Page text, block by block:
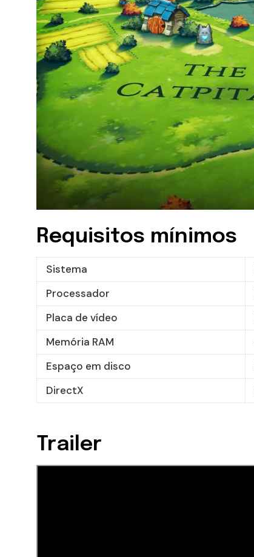
Requisitos mínimos
Sistema
Processador
Placa de vídeo
Memória RAM
Espaço em disco
DirectX
Trailer